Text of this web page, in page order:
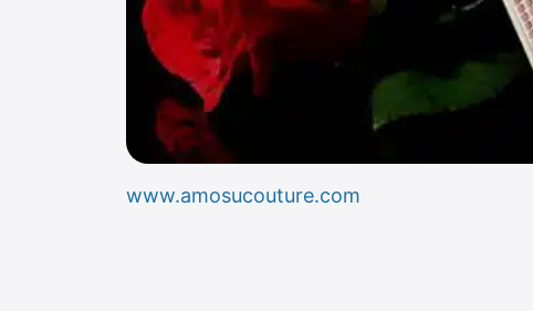
www.amosucouture.com